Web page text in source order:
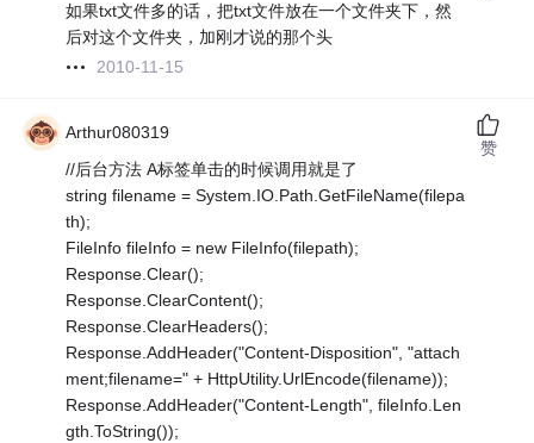
如果txt文件多的话，把txt文件放在一个文件夹下，然
后对这个文件夹，加刚才说的那个头
2010-11-15
Arthur080319
//后台方法 A标签单击的时候调用就是了
string filename = System.IO.Path.GetFileName(filepa
th);
FileInfo fileInfo = new FileInfo(filepath);
Response.Clear();
Response.ClearContent();
Response.ClearHeaders();
Response.AddHeader("Content-Disposition", "attach
ment;filename=" + HttpUtility.UrlEncode(filename));
Response.AddHeader("Content-Length", fileInfo.Len
gth.ToString());
赞